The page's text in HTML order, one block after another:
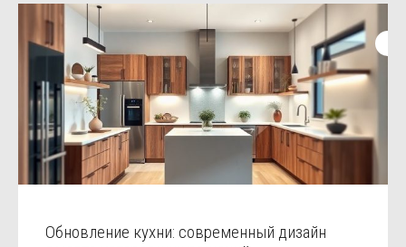
Обновление кухни: современный дизайн